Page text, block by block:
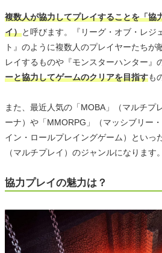
複数人が協力してプレイすることを「協
イ）と呼びます。『リーグ・オブ・レジ
ト』のように複数人のプレイヤーたちが
レイするものや『モンスターハンター』
ーと協力してゲームのクリアを目指すも
また、最近人気の「MOBA」（マルチプ
ーナ）や「MMORPG」（マッシブリー
イン・ロールプレイングゲーム）といっ
（マルチプレイ）のジャンルになります。
協力プレイの魅力は？